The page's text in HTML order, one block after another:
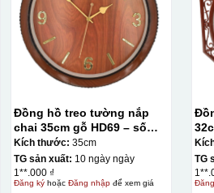
Đồng hồ treo tường nắp
chai 35cm gỗ HD69 – số
cọc
Kích thước: 35cm
TG sản xuất: 10 ngày ngày
1**.000 ₫
Đăng kýhoặc Đăng nhậpđể xem giá
in
TG